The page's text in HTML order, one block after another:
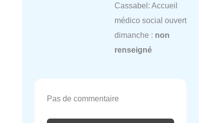
Cassabel: Accueil
médico social ouvert
dimanche : non
renseigné
Pas de commentaire